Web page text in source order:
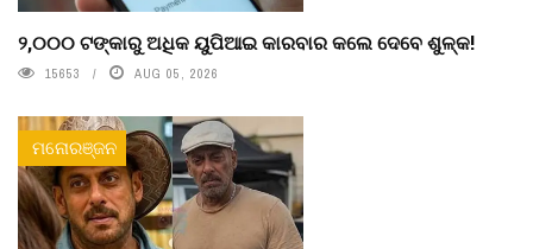
୨,୦୦୦ ଟଙ୍କାରୁ ଅଧିକ ୟୁପିଆଇ କାରବାର କଲେ ଦେବେ ଶୁଳ୍କ!
15653 AUG 05, 2026
ମନୋରଞ୍ଜନ